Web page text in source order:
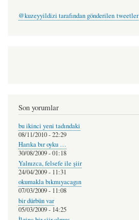
@kuzeyyildizi tarafından gönderilen tweetler
Son yorumlar
bu ikinci yeni tadındaki
08/11/2010 - 22:29
Harıka bır oyku …
30/08/2009 - 01:18
Yalnızca, felsefe ile şiir
24/04/2009 - 11:31
okumakla bıkmıyacagın
07/03/2009 - 11:08
bir dürbün var
05/03/2009 - 14:25